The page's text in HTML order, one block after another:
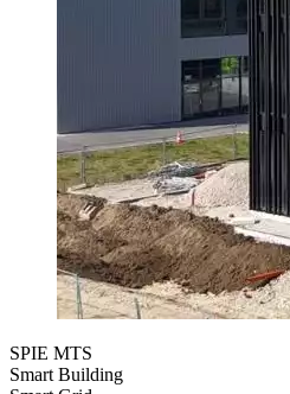
SPIE MTS
Smart Building